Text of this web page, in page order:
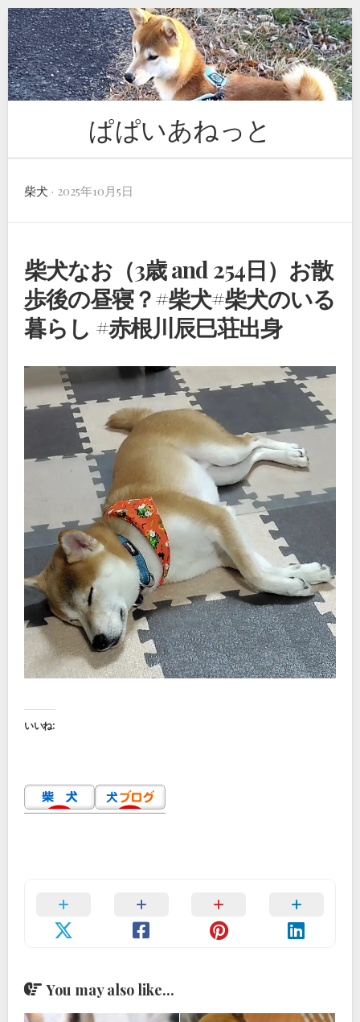
Skip
to
content
ぱぱいあねっと
柴犬 · 2025年10月5日
柴犬なお（3歳 and 254日）お散
歩後の昼寝？#柴犬#柴犬のいる
暮らし #赤根川辰巳荘出身
いいね:
You may also like...